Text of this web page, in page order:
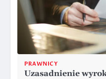
PRAWNICY
Uzasadnienie